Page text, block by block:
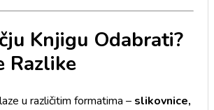
Knjigu Odabrati?
Razlike
u različitim formatima – slikovnice,